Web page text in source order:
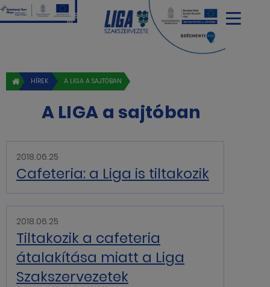
HÍREK A LIGA A SAJTÓBAN
A LIGA a sajtóban
2018.06.25
Cafeteria: a Liga is tiltakozik
2018.06.25
Tiltakozik a cafeteria
átalakítása miatt a Liga
Szakszervezetek